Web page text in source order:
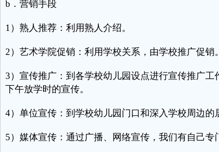
b．营销手段
1）熟人推荐：利用熟人介绍。
2）艺术学院促销：利用学校关系，由学校推广促销
3）宣传推广：到各学校幼儿园设点进行宣传推广工
下午放学时的宣传。
4）单位宣传：到学校幼儿园门口和深入学校周边的
5）媒体宣传：通过广播、网络宣传，我们有自己专